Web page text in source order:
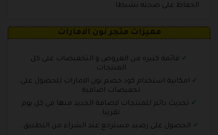
الحفاظ على صحته نشيطا .
مميزات متجر نون الامارات
قائمة كبيرة من العروض و التخفيضات على كل
المنتجات .
امكانية استخدام كود خصم نون الامارات للحصول على
تخفيضات اضافية .
تحديث دائم للمنتجات لاضافة الجديد منها في كل يوم
تقريبا .
الحصول على رصيد مسترجع عند الشراء من التطبيق .